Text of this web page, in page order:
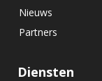
Nieuws
Partners
Diensten